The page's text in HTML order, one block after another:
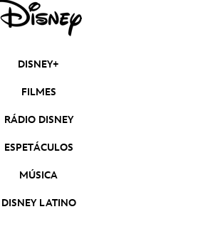
DISNEY+
FILMES
RÁDIO DISNEY
ESPETÁCULOS
MÚSICA
DISNEY LATINO